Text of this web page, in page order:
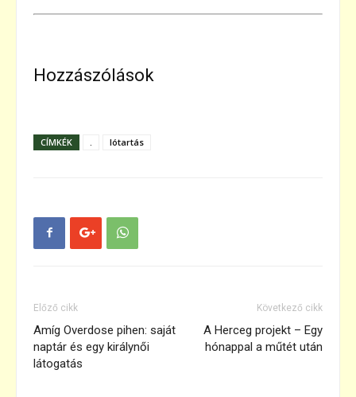
Hozzászólások
CÍMKÉK lótartás
Előző cikk
Amíg Overdose pihen: saját
naptár és egy királynői
látogatás
Következő cikk
A Herceg projekt – Egy
hónappal a műtét után